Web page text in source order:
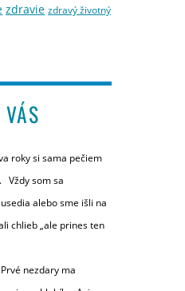
zdravie zdravý životný
VÁS
roky si sama pečiem
Vždy som sa
alebo sme išli na
chlieb „ale prines ten
nezdary ma